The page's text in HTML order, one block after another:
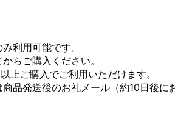
利用可能です。
らご購入ください。
上ご購入でご利用いただけます。
商品発送後のお礼メール（約10日後